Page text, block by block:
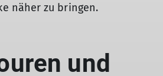
näher zu bringen.
und